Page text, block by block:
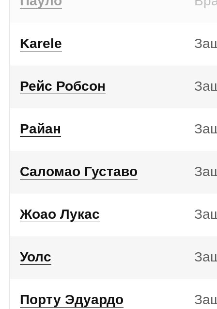
Karele
Рейс Робсон
Райан
Саломао Густаво
Жоао Лукас
Уолс
Порту Эдуардо